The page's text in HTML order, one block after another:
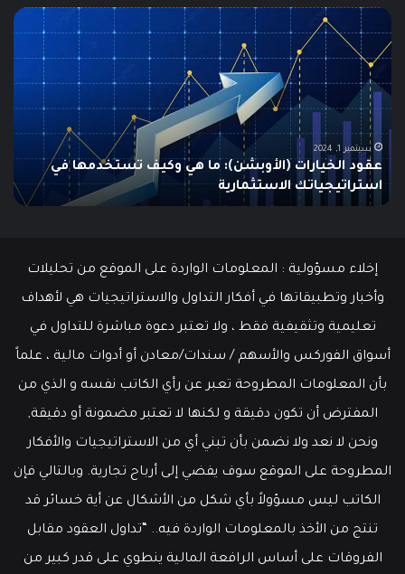
تستخدمها في
هو
الـ
Swing
Trading؟
دليلك
الشامل
للمبتدئين
يونيو 10, 2025
ما هو الـ Swing Trading؟ دليلك الشامل للمبتدئين
إخلاء مسؤولية : المعلومات الواردة على الموقع من تحليلات
وأخبار وتطبيقاتها في أفكار التداول والاستراتيجيات هي لأهداف
تعليمية وتثقيفية فقط ، ولا تعتبر دعوة مباشرة للتداول في
أسواق الفوركس والأسهم / سندات/معادن أو أدوات مالية ، علماً
بأن المعلومات المطروحة تعبر عن رأي الكاتب نفسه و الذي من
المفترض أن تكون دقيقة و لكنها لا تعتبر مضمونة أو دقيقة,
ونحن لا نعد ولا نضمن بأن تبني أي من الاستراتيجيات والأفكار
المطروحة على الموقع سوف يفضي إلى أرباح تجارية. وبالتالي فإن
الكاتب ليس مسؤولاً بأي شكل من الأشكال عن أية خسائر قد
تنتج من الأخذ بالمعلومات الواردة فيه.. “تداول العقود مقابل
الفروقات على أساس الرافعة المالية ينطوي على قدر كبير من